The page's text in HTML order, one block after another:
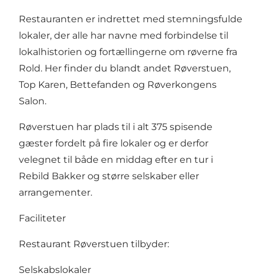
Restauranten er indrettet med stemningsfulde
lokaler, der alle har navne med forbindelse til
lokalhistorien og fortællingerne om røverne fra
Rold. Her finder du blandt andet Røverstuen,
Top Karen, Bettefanden og Røverkongens
Salon.
Røverstuen har plads til i alt 375 spisende
gæster fordelt på fire lokaler og er derfor
velegnet til både en middag efter en tur i
Rebild Bakker og større selskaber eller
arrangementer.
Faciliteter
Restaurant Røverstuen tilbyder:
Selskabslokaler